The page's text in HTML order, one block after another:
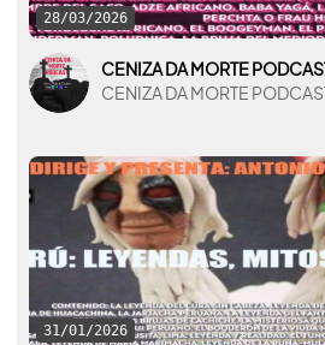
28/03/2026
CENIZA DA MORTE PODCAST
31/01/2026